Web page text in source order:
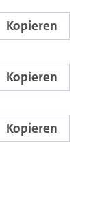
Kopieren
in CommSy
Kopieren
Kopieren